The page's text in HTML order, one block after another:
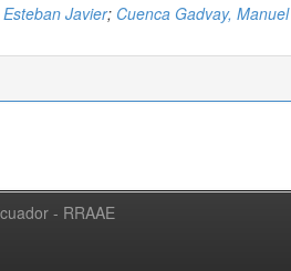
Javier; Cuenca Gadvay,
- RRAAE